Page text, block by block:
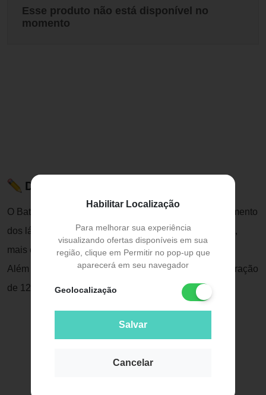
Habilitar Localização
Para melhorar sua experiência
visualizando ofertas disponíveis em sua
região, clique em Permitir no pop-up que
aparecerá em seu navegador
Geolocalização
Salvar
Cancelar
Esse produto não está disponível no
momento
Descrição do Produto
O Batom Líquido Volumoso Max Love proporciona aumento
dos lábios e seu efeito é progressivo: quanto mais usa,
mais o aumento fica visível.
Além disso, ele é dermatologicamente testado, tem duração
de 12 horas e acabamento matte.